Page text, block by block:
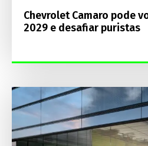
Chevrolet Camaro pode
2029 e desafiar puristas